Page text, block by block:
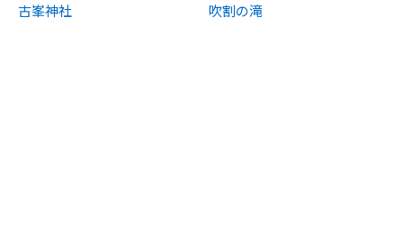
古峯神社 吹割の滝